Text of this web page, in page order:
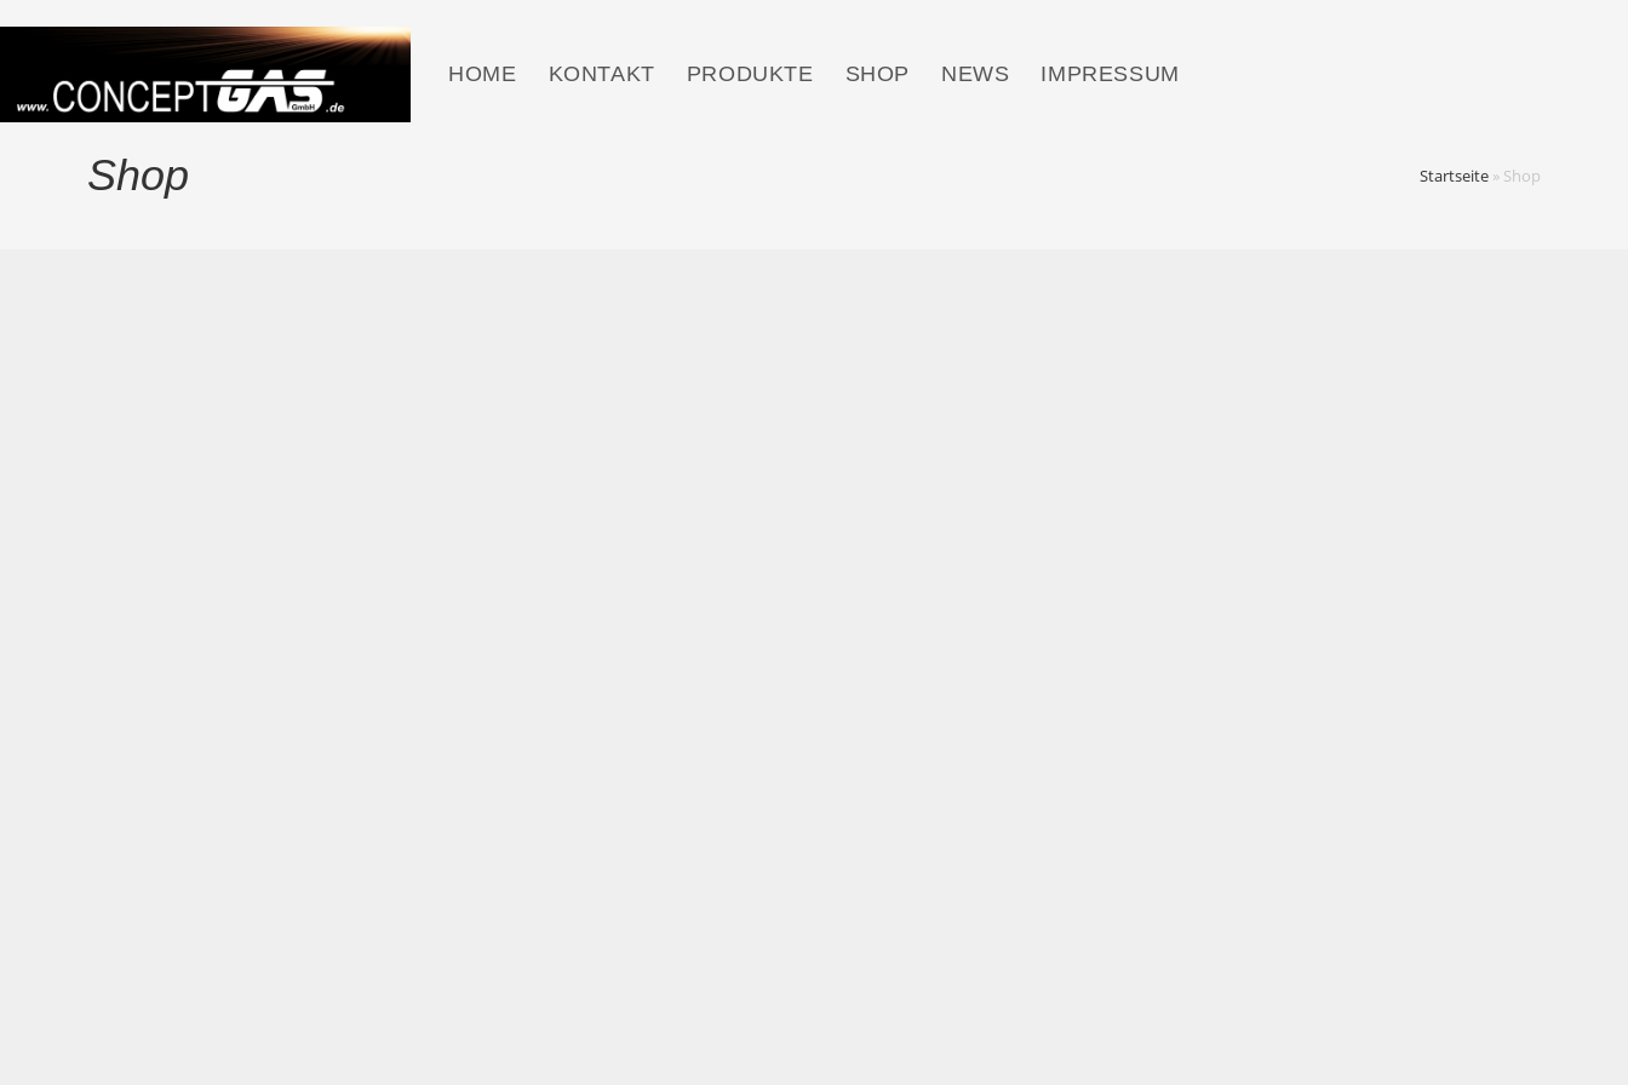
HOME KONTAKT PRODUKTE SHOP NEWS IMPRESSUM
Shop Startseite » Shop